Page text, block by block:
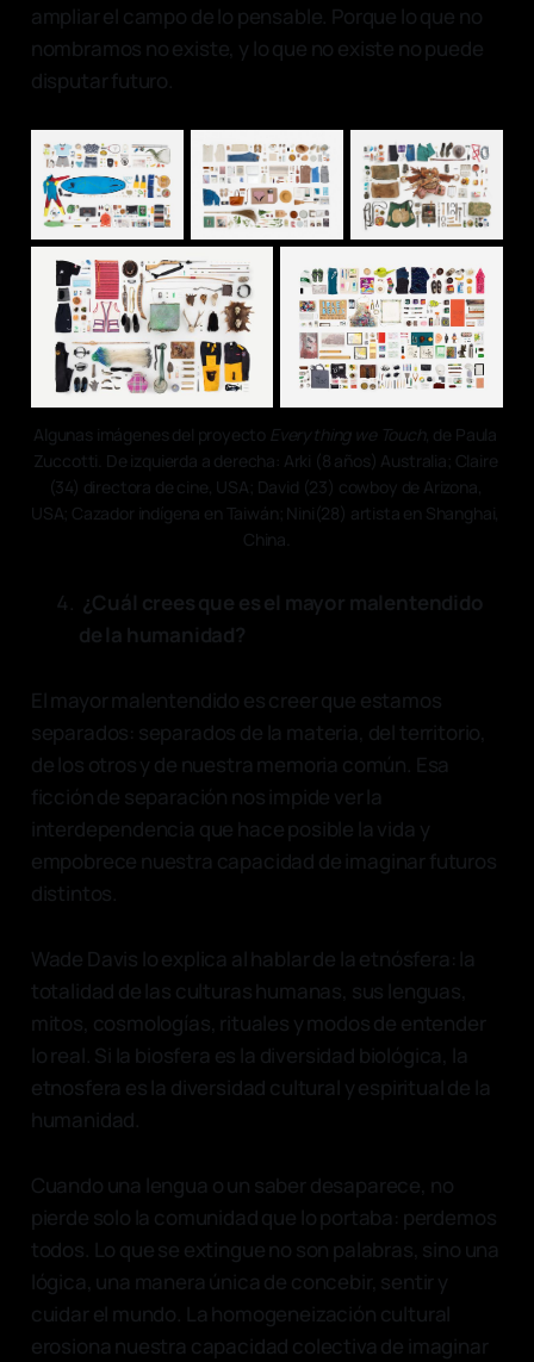
ampliar el campo de lo pensable. Porque lo que no
nombramos no existe, y lo que no existe no puede
disputar futuro.
Algunas imágenes del proyecto Everything we Touch, de Paula
Zuccotti. De izquierda a derecha: Arki (8 años) Australia; Claire
(34) directora de cine, USA; David (23) cowboy de Arizona,
USA; Cazador indígena en Taiwán; Nini(28) artista en Shanghai,
China.
¿Cuál crees que es el mayor malentendido
de la humanidad?
El mayor malentendido es creer que estamos
separados: separados de la materia, del territorio,
de los otros y de nuestra memoria común. Esa
ficción de separación nos impide ver la
interdependencia que hace posible la vida y
empobrece nuestra capacidad de imaginar futuros
distintos.
Wade Davis lo explica al hablar de la etnósfera: la
totalidad de las culturas humanas, sus lenguas,
mitos, cosmologías, rituales y modos de entender
lo real. Si la biosfera es la diversidad biológica, la
etnosfera es la diversidad cultural y espiritual de la
humanidad.
Cuando una lengua o un saber desaparece, no
pierde solo la comunidad que lo portaba: perdemos
todos. Lo que se extingue no son palabras, sino una
lógica, una manera única de concebir, sentir y
cuidar el mundo. La homogeneización cultural
erosiona nuestra capacidad colectiva de imaginar